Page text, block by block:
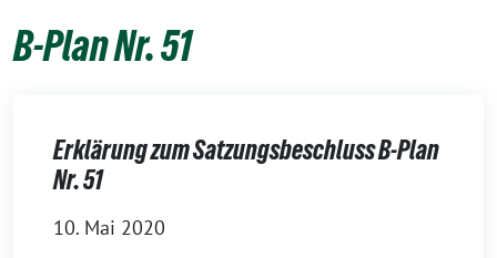
B-Plan Nr. 51
Erklärung zum Satzungsbeschluss B-Plan
Nr. 51
10. Mai 2020